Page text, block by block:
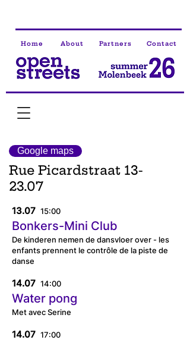
About
Home Partners Contact
Google maps
Rue Picardstraat 13-
23.07
13.07 15:00
Bonkers-Mini Club
De kinderen nemen de dansvloer over - les
enfants prennent le contrôle de la piste de
danse
14.07 14:00
Water pong
Met avec Serine
14.07 17:00